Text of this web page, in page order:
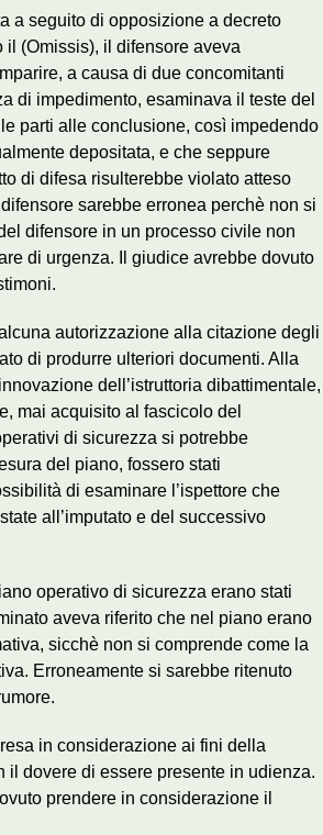
a seguito di opposizione a decreto
(Omissis), il difensore aveva
a causa di due concomitanti
di impedimento, esaminava il teste del
parti alle conclusione, così impedendo
depositata, e che seppure
di difesa risulterebbe violato atteso
sarebbe erronea perchè non si
difensore in un processo civile non
di urgenza. Il giudice avrebbe dovuto
autorizzazione alla citazione degli
di produrre ulteriori documenti. Alla
dell’istruttoria dibattimentale,
mai acquisito al fascicolo del
di sicurezza si potrebbe
del piano, fossero stati
di esaminare l’ispettore che
all’imputato e del successivo
operativo di sicurezza erano stati
aveva riferito che nel piano erano
sicchè non si comprende come la
Erroneamente si sarebbe ritenuto
in considerazione ai fini della
il dovere di essere presente in udienza.
prendere in considerazione il